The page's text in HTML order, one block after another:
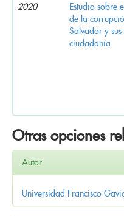
2020
Estudio sobre
de la
Salvador y sus
ciudadanía
Otras opciones
Autor
Universidad Francisco